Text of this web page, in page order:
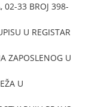
02-33 BROJ 398-
U REGISTAR
ZAPOSLENOG U
U